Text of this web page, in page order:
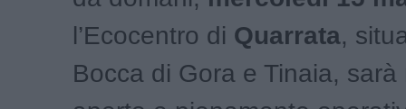
l’Ecocentro di Quarrata,
Bocca di Gora e Tinaia,